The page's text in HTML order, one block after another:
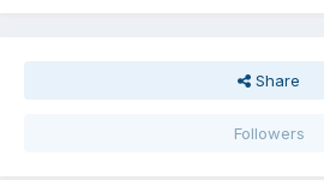
Share
Followers